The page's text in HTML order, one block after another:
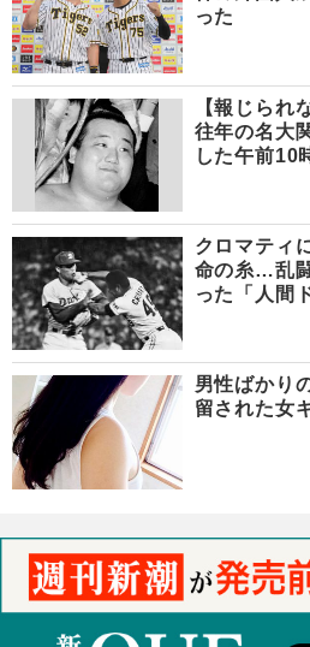
った
【報じられ
往年の名大
した午前10
クロマティ
命の糸…乱
った「人間
男性ばかり
留された女